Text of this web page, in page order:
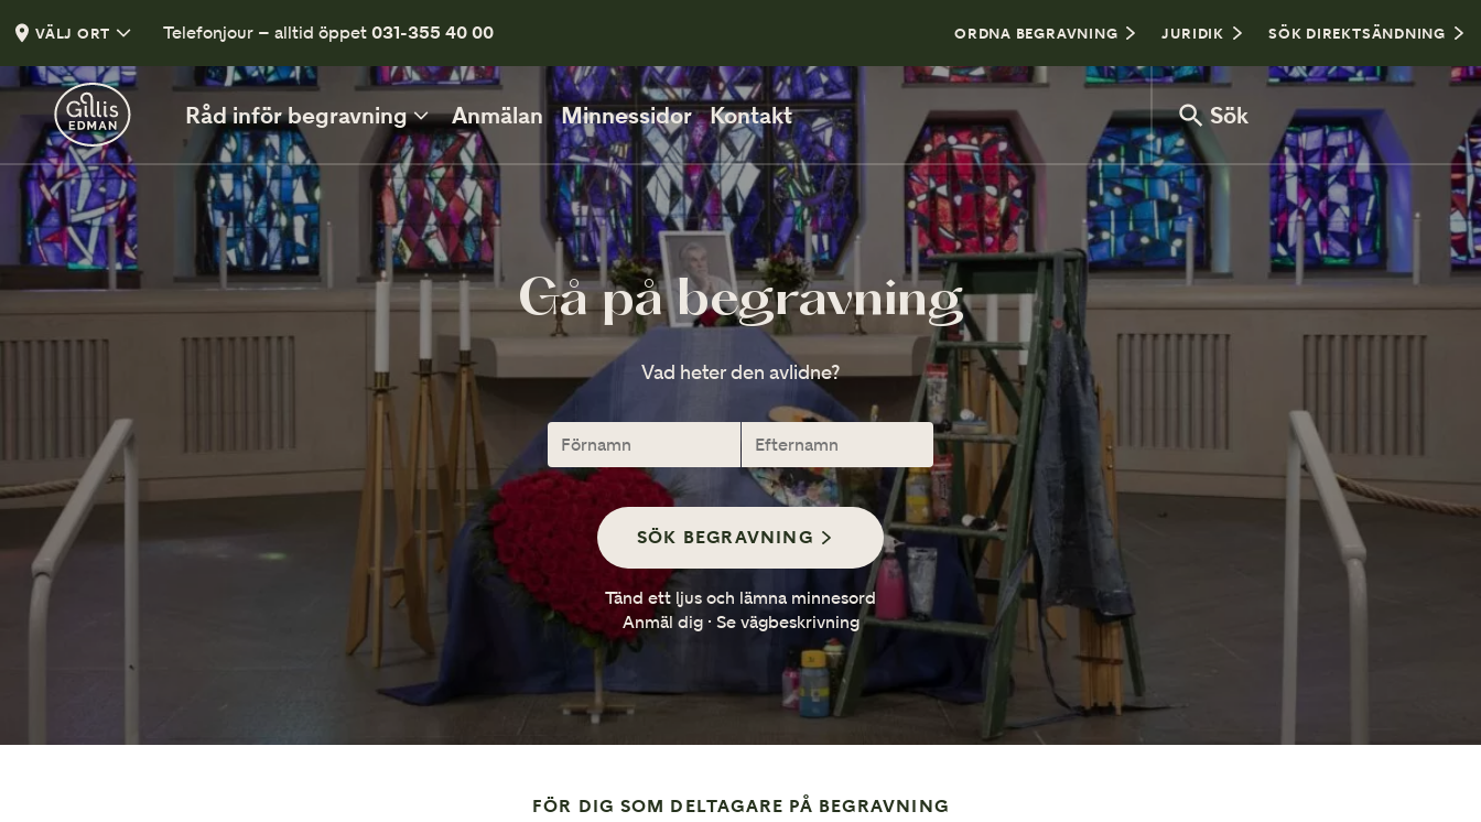
VÄLJ ORT Telefonjour – alltid öppet031-355 40 00 ORDNA BEGRAVNING JURIDIK SÖK DIREKTSÄNDNING
Råd inför begravning Anmälan Minnessidor Kontakt Sök
INFÖR BEGRAVNINGEN
Vad kan du säga och göra?
Tänd ett ljus
Tänd ett ljus och lämna en hälsning
PÅ BEGRAVNINGEN
Så går en begravning till
Var sitter man i kyrkan?
När ska man vara på plats?
Hålla tal vid begravning
Direktsänd begravning
Så går en minnesstund till
Gå på begravning
Vad heter den avlidne?
SÖK BEGRAVNING
Tänd ett ljus och lämna minnesord
Anmäl dig · Se vägbeskrivning
FÖR DIG SOM DELTAGARE PÅ BEGRAVNING